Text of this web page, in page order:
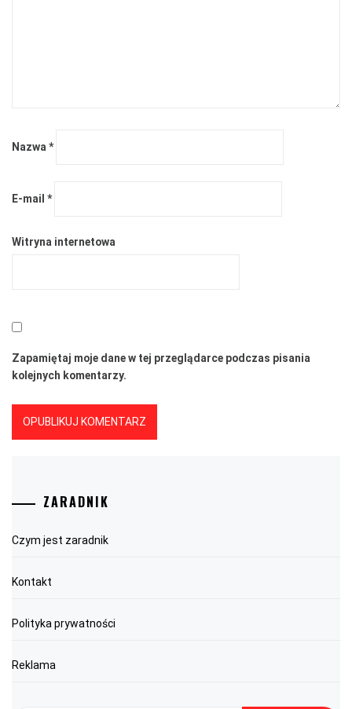
Nazwa*
E-mail *
Witryna internetowa
Zapamiętaj moje dane w tej przeglądarce podczas pisania
kolejnych komentarzy.
ZARADNIK
Czym jest zaradnik
Kontakt
Polityka prywatności
Reklama